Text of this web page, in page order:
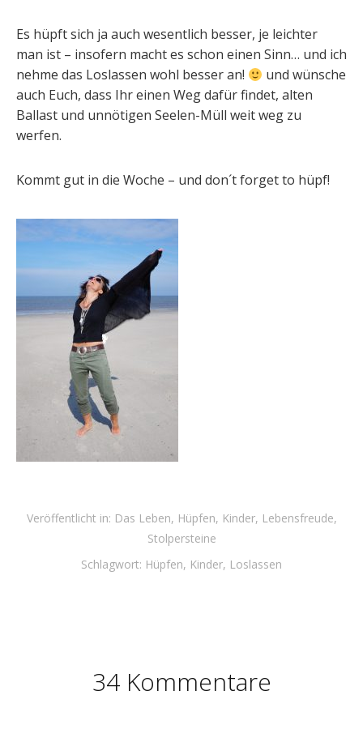
Es hüpft sich ja auch wesentlich besser, je leichter
man ist – insofern macht es schon einen Sinn… und ich
nehme das Loslassen wohl besser an!
und wünsche
auch Euch, dass Ihr einen Weg dafür findet, alten
Ballast und unnötigen Seelen-Müll weit weg zu
werfen.
Kommt gut in die Woche – und don´t forget to hüpf!
Veröffentlicht in: Das Leben, Hüpfen, Kinder, Lebensfreude,
Stolpersteine
Schlagwort: Hüpfen, Kinder, Loslassen
34 Kommentare